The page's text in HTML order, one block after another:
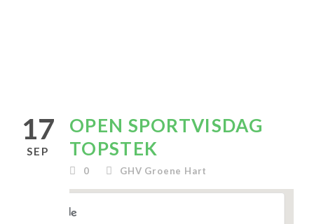
17
SEP
OPEN SPORTVISDAG
TOPSTEK
0 GHV Groene Hart